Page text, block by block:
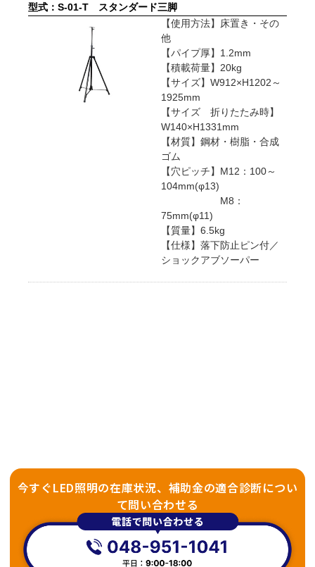
型式：S-01-T スタンダード三脚
【使用方法】床置き・その
他
【パイプ厚】1.2mm
【積載荷量】20kg
【サイズ】W912×H1202～
1925mm
【サイズ 折りたたみ時】
W140×H1331mm
【材質】鋼材・樹脂・合成
ゴム
【穴ピッチ】M12：100～
104mm(φ13)
M8：
75mm(φ11)
【質量】6.5kg
【仕様】落下防止ピン付／
ショックアブソーパー
今すぐLED照明の在庫状況、補助金の適合診断につい
て問い合わせる